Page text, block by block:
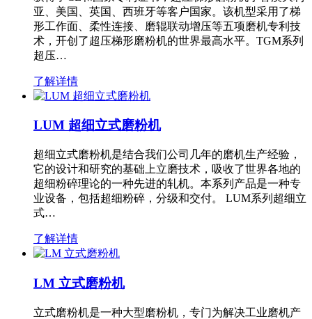
亚、美国、英国、西班牙等客户国家。该机型采用了梯
形工作面、柔性连接、磨辊联动增压等五项磨机专利技
术，开创了超压梯形磨粉机的世界最高水平。TGM系列
超压…
了解详情
LUM 超细立式磨粉机
超细立式磨粉机是结合我们公司几年的磨机生产经验，
它的设计和研究的基础上立磨技术，吸收了世界各地的
超细粉碎理论的一种先进的轧机。本系列产品是一种专
业设备，包括超细粉碎，分级和交付。 LUM系列超细立
式…
了解详情
LM 立式磨粉机
立式磨粉机是一种大型磨粉机，专门为解决工业磨机产